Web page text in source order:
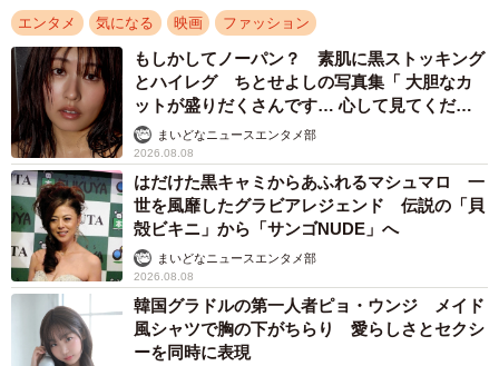
エンタメ 気になる 映画 ファッション
もしかしてノーパン？ 素肌に黒ストッキング
とハイレグ ちとせよしの写真集「 大胆なカ
ットが盛りだくさんです… 心して見てくださ
い」まいどなニュースエンタメ部
2026.08.08
はだけた黒キャミからあふれるマシュマロ 一
世を風靡したグラビアレジェンド 伝説の「貝
殻ビキニ」から「サンゴNUDE」へ
まいどなニュースエンタメ部
2026.08.08
韓国グラドルの第一人者ピョ・ウンジ メイド
風シャツで胸の下がちらり 愛らしさとセクシ
ーを同時に表現